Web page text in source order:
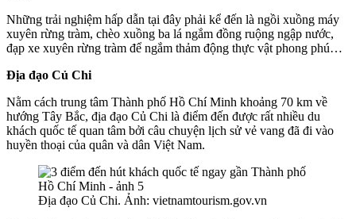
Những trải nghiệm hấp dẫn tại đây phải kể đến là ngồi xuồng máy
xuyên rừng tràm, chèo xuồng ba lá ngắm đồng ruộng ngập nước,
đạp xe xuyên rừng tràm để ngắm thảm động thực vật phong phú…
Địa đạo Củ Chi
Nằm cách trung tâm Thành phố Hồ Chí Minh khoảng 70 km về
hướng Tây Bắc, địa đạo Củ Chi là điểm đến được rất nhiều du
khách quốc tế quan tâm bởi câu chuyện lịch sử vẻ vang đã đi vào
huyền thoại của quân và dân Việt Nam.
Địa đạo Củ Chi. Ảnh: vietnamtourism.gov.vn